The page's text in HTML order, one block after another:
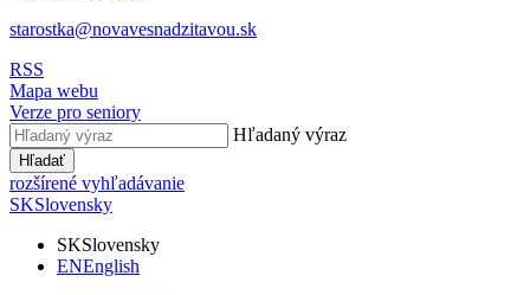
starostka@novavesnadzitavou.sk
RSS
Mapa webu
Verze pro seniory
Hľadaný výraz
Hľadať
rozšírené vyhľadávanie
SKSlovensky
SKSlovensky
ENEnglish